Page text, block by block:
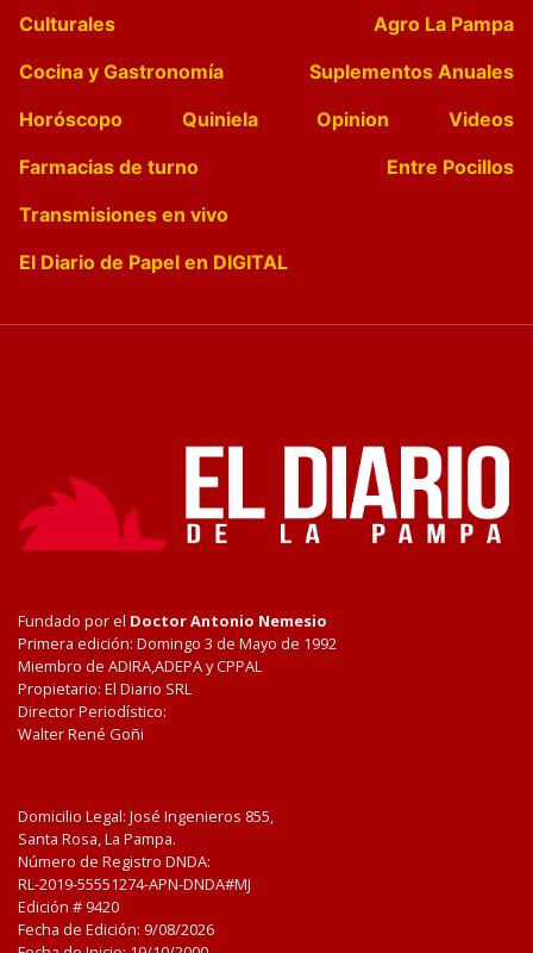
Culturales
Agro La Pampa
Cocina y Gastronomía
Suplementos Anuales
Horóscopo
Quiniela Opinion
Videos
Farmacias de turno
Entre Pocillos
Transmisiones en vivo
El Diario de Papel en DIGITAL
Fundado por el Doctor Antonio Nemesio
Primera edición: Domingo 3 de Mayo de 1992
Miembro de ADIRA,ADEPA y CPPAL
Propietario: El Diario SRL
Director Periodístico:
Walter René Goñi
Domicilio Legal: José Ingenieros 855,
Santa Rosa, La Pampa.
Número de Registro DNDA:
RL-2019-55551274-APN-DNDA#MJ
Edición # 9420
Fecha de Edición: 9/08/2026